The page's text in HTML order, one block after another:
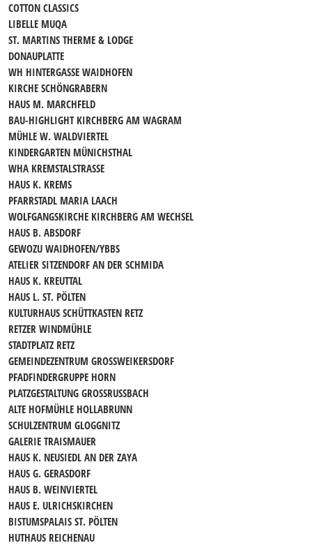
COTTON CLASSICS
LIBELLE MUQA
ST. MARTINS THERME & LODGE
DONAUPLATTE
WH HINTERGASSE WAIDHOFEN
KIRCHE SCHÖNGRABERN
HAUS M. MARCHFELD
BAU-HIGHLIGHT KIRCHBERG AM WAGRAM
MÜHLE W. WALDVIERTEL
KINDERGARTEN MÜNICHSTHAL
WHA KREMSTALSTRASSE
HAUS K. KREMS
PFARRSTADL MARIA LAACH
WOLFGANGSKIRCHE KIRCHBERG AM WECHSEL
HAUS B. ABSDORF
GEWOZU WAIDHOFEN/YBBS
ATELIER SITZENDORF AN DER SCHMIDA
HAUS K. KREUTTAL
HAUS L. ST. PÖLTEN
KULTURHAUS SCHÜTTKASTEN RETZ
RETZER WINDMÜHLE
STADTPLATZ RETZ
GEMEINDEZENTRUM GROSSWEIKERSDORF
PFADFINDERGRUPPE HORN
PLATZGESTALTUNG GROSSRUSSBACH
ALTE HOFMÜHLE HOLLABRUNN
SCHULZENTRUM GLOGGNITZ
GALERIE TRAISMAUER
HAUS K. NEUSIEDL AN DER ZAYA
HAUS G. GERASDORF
HAUS B. WEINVIERTEL
HAUS E. ULRICHSKIRCHEN
BISTUMSPALAIS ST. PÖLTEN
HUTHAUS REICHENAU